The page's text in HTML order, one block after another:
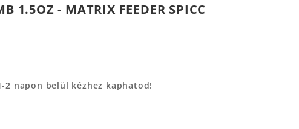
1.5OZ - MATRIX FEEDER SPICC
napon belül kézhez kaphatod!